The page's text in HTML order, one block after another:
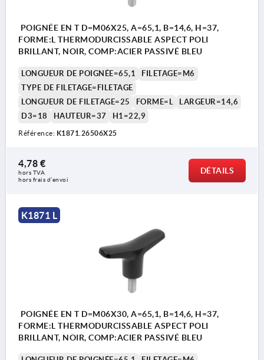
POIGNÉE EN T D=M06X25, A=65,1, B=14,6, H=37,
FORME:L THERMODURCISSABLE ASPECT POLI
BRILLANT, NOIR, COMP:ACIER PASSIVÉ BLEU
LONGUEUR DE POIGNÉE=65,1
FILETAGE=M6
TYPE DE FILETAGE=FILETAGE
LONGUEUR DE FILETAGE=25
FORME=L
LARGEUR=14,6
D3=18
HAUTEUR=37 H1=22,9
Référence: K1871.26506X25
4,78 €
hors TVA
hors frais d’envoi
DÉTAILS
K1871 L
POIGNÉE EN T D=M06X30, A=65,1, B=14,6, H=37,
FORME:L THERMODURCISSABLE ASPECT POLI
BRILLANT, NOIR, COMP:ACIER PASSIVÉ BLEU